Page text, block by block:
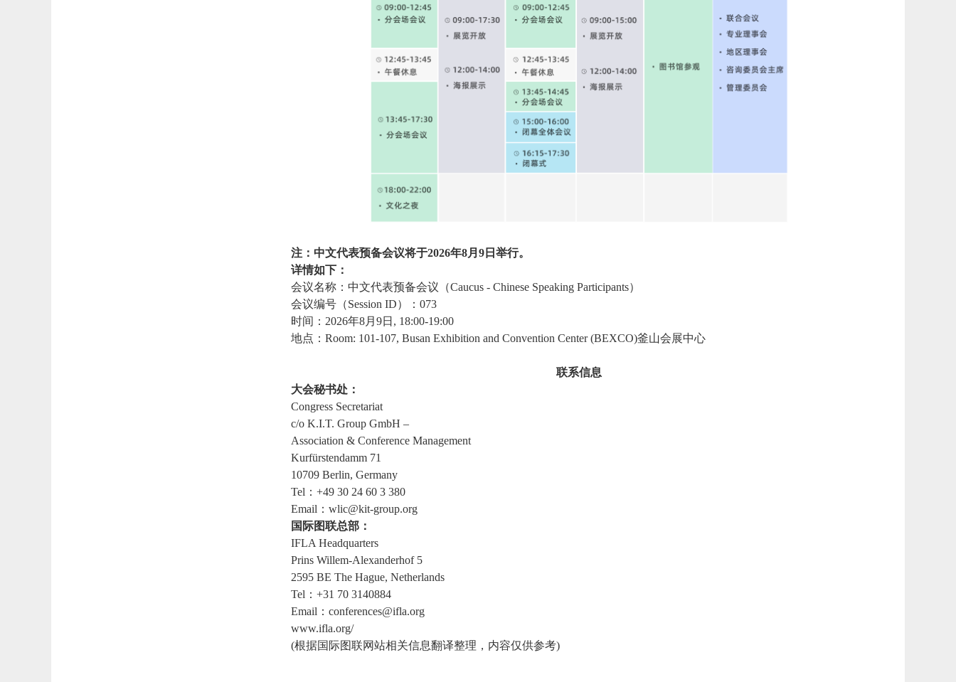
注：中文代表预备会议将于2026年8月9日举行。
详情如下：
会议名称：中文代表预备会议（Caucus - Chinese Speaking Participants）
会议编号（Session ID）：073
时间：2026年8月9日, 18:00-19:00
地点：Room: 101-107, Busan Exhibition and Convention Center (BEXCO)釜山会展中心
联系信息
大会秘书处：
Congress Secretariat
c/o K.I.T. Group GmbH –
Association & Conference Management
Kurfürstendamm 71
10709 Berlin, Germany
Tel：+49 30 24 60 3 380
Email：wlic@kit-group.org
国际图联总部：
IFLA Headquarters
Prins Willem-Alexanderhof 5
2595 BE The Hague, Netherlands
Tel：+31 70 3140884
Email：conferences@ifla.org
www.ifla.org/
(根据国际图联网站相关信息翻译整理，内容仅供参考)